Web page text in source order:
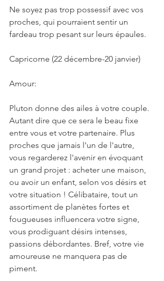
Ne soyez pas trop possessif avec vos
proches, qui pourraient sentir un
fardeau trop pesant sur leurs épaules.
Capricorne (22 décembre-20 janvier)
Amour:
Pluton donne des ailes à votre couple.
Autant dire que ce sera le beau fixe
entre vous et votre partenaire. Plus
proches que jamais l'un de l'autre,
vous regarderez l'avenir en évoquant
un grand projet : acheter une maison,
ou avoir un enfant, selon vos désirs et
votre situation ! Célibataire, tout un
assortiment de planètes fortes et
fougueuses influencera votre signe,
vous prodiguant désirs intenses,
passions débordantes. Bref, votre vie
amoureuse ne manquera pas de
piment.